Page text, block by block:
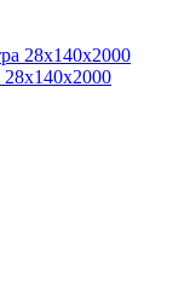
28х140х2000